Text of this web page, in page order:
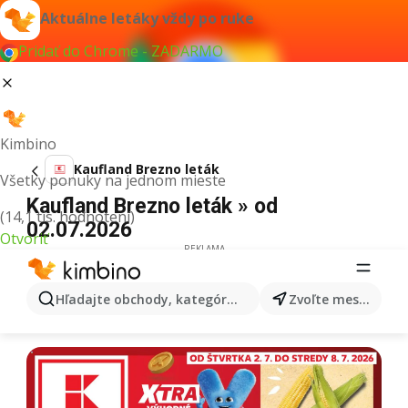
Aktuálne letáky vždy po ruke
Pridať do Chrome - ZADARMO
Kimbino
Všetky ponuky na jednom mieste
(14,1 tis. hodnotení)
Otvoriť
Hľadajte obchody, kategórie, produkty... Zvoľte mesto
Kaufland Brezno leták
Kaufland Brezno leták » od
02.07.2026
REKLAMA